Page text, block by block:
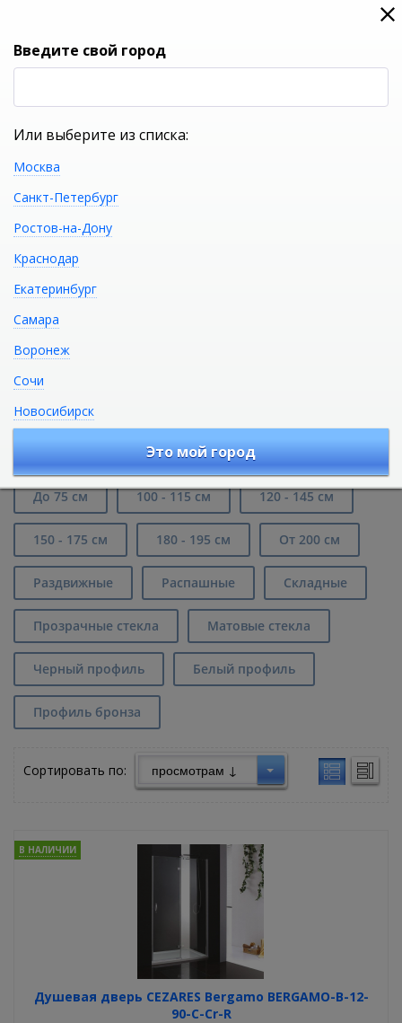
0
Душевые двери в нишу шириной от
80 до 95 см в Екатеринбурге
До 75 см 100 - 115 см 120 - 145 см
150 - 175 см 180 - 195 см От 200 см
Раздвижные Распашные Складные
Прозрачные стекла Матовые стекла
Черный профиль Белый профиль
Профиль бронза
Сортировать по:
Душевая дверь CEZARES Bergamo BERGAMO-B-12-
90-C-Cr-R
В НАЛИЧИИ
Введите свой город
Или выберите из списка:
Москва
Санкт-Петербург
Ростов-на-Дону
Краснодар
Екатеринбург
Самара
Воронеж
Сочи
Новосибирск
Это мой город